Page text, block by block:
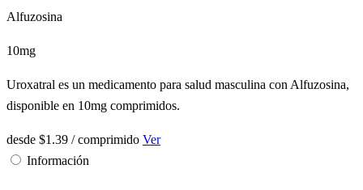
Alfuzosina
10mg
Uroxatral es un medicamento para salud masculina con Alfuzosina,
disponible en 10mg comprimidos.
desde $1.39 / comprimido Ver
Información